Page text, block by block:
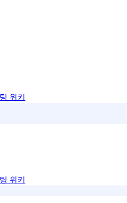
위키
위키